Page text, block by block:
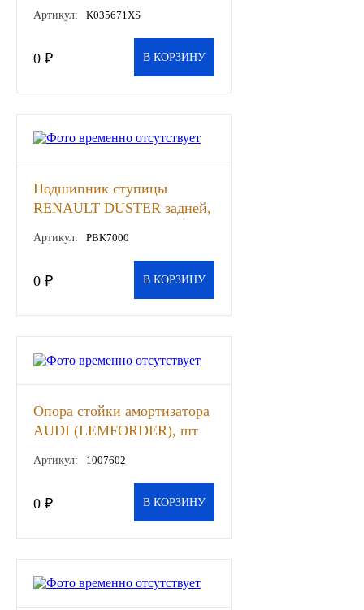
Охлаждающие жидкости
Тормозные жидкости
CHEVRON
OIL RIGHT
АГРИНОЛ
РОСНЕФТЬ
Артикул: K035671XS
0 ₽ В КОРЗИНУ
Подшипник ступицы
RENAULT DUSTER задней,
Артикул: PBK7000
0 ₽ В КОРЗИНУ
Опора стойки амортизатора
AUDI (LEMFORDER), шт
Артикул: 1007602
0 ₽ В КОРЗИНУ